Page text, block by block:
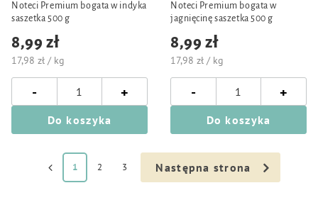
Noteci Premium bogata w indyka
saszetka 500 g
8,99 zł
17,98 zł / kg
- +
Do koszyka
Noteci Premium bogata w
jagnięcinę saszetka 500 g
8,99 zł
17,98 zł / kg
- +
Do koszyka
1 2 3 Następna strona